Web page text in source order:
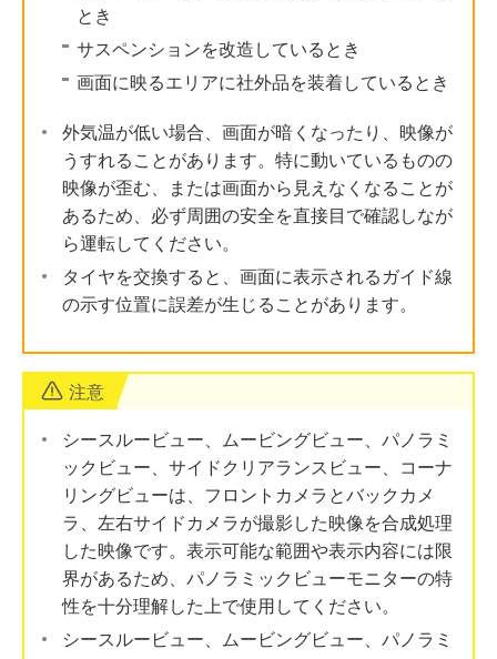
とき
サスペンションを改造しているとき
画面に映るエリアに社外品を装着しているとき
外気温が低い場合、画面が暗くなったり、映像が
うすれることがあります。特に動いているものの
映像が歪む、または画面から見えなくなることが
あるため、必ず周囲の安全を直接目で確認しなが
ら運転してください。
タイヤを交換すると、画面に表示されるガイド線
の示す位置に誤差が生じることがあります。
注意
シースルービュー、ムービングビュー、パノラミ
ックビュー、サイドクリアランスビュー、コーナ
リングビューは、フロントカメラとバックカメ
ラ、左右サイドカメラが撮影した映像を合成処理
した映像です。表示可能な範囲や表示内容には限
界があるため、パノラミックビューモニターの特
性を十分理解した上で使用してください。
シースルービュー、ムービングビュー、パノラミ